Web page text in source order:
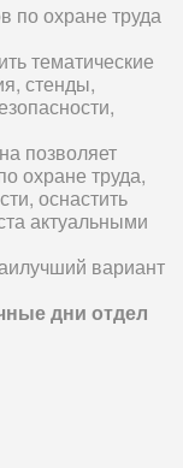
по охране труда
тематические
стенды,
позволяет
охране труда,
оснастить
актуальными
вариант
дни отдел